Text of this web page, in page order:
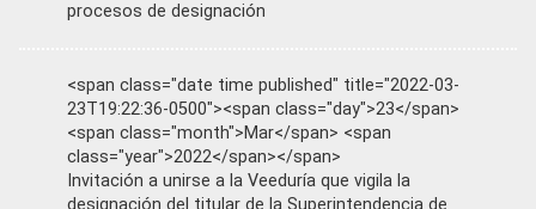
procesos de designación
<span class="date time published" title="2022-03-
23T19:22:36-0500"><span class="day">23</span>
<span class="month">Mar</span> <span
class="year">2022</span></span>
Invitación a unirse a la Veeduría que vigila la